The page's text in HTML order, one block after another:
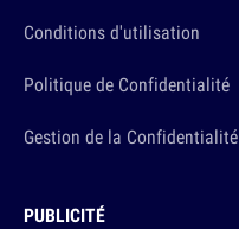
Conditions d'utilisation
Politique de Confidentialité
Gestion de la Confidentialité
PUBLICITÉ